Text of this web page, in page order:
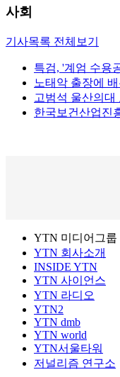
사회
기사목록 전체보기
특검, '계엄 수용
노태악 출장에
고범석 울산의대
한국보건산업진
YTN 미디어그룹
YTN 회사소개
INSIDE YTN
YTN 사이언스
YTN 라디오
YTN2
YTN dmb
YTN world
YTN서울타워
저널리즘 연구소